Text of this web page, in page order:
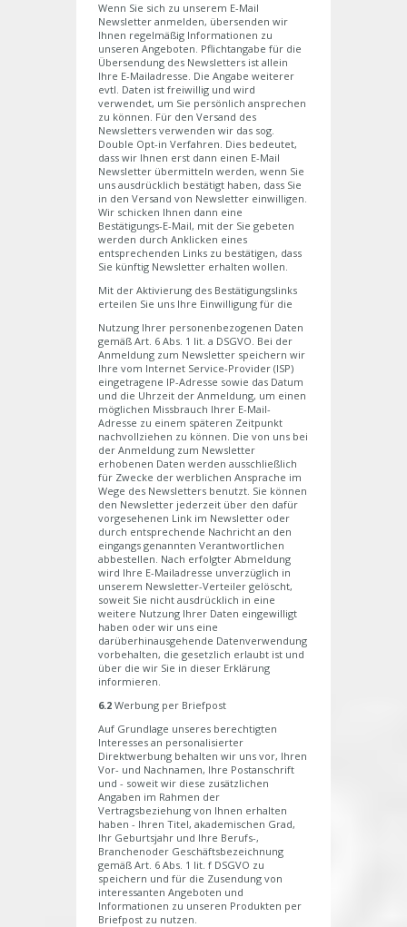
Wenn Sie sich zu unserem E-Mail
Newsletter anmelden, übersenden wir
Ihnen regelmäßig Informationen zu
unseren Angeboten. Pflichtangabe für die
Übersendung des Newsletters ist allein
Ihre E-Mailadresse. Die Angabe weiterer
evtl. Daten ist freiwillig und wird
verwendet, um Sie persönlich ansprechen
zu können. Für den Versand des
Newsletters verwenden wir das sog.
Double Opt-in Verfahren. Dies bedeutet,
dass wir Ihnen erst dann einen E-Mail
Newsletter übermitteln werden, wenn Sie
uns ausdrücklich bestätigt haben, dass Sie
in den Versand von Newsletter einwilligen.
Wir schicken Ihnen dann eine
Bestätigungs-E-Mail, mit der Sie gebeten
werden durch Anklicken eines
entsprechenden Links zu bestätigen, dass
Sie künftig Newsletter erhalten wollen.
Mit der Aktivierung des Bestätigungslinks
erteilen Sie uns Ihre Einwilligung für die
Nutzung Ihrer personenbezogenen Daten
gemäß Art. 6 Abs. 1 lit. a DSGVO. Bei der
Anmeldung zum Newsletter speichern wir
Ihre vom Internet Service-Provider (ISP)
eingetragene IP-Adresse sowie das Datum
und die Uhrzeit der Anmeldung, um einen
möglichen Missbrauch Ihrer E-Mail-
Adresse zu einem späteren Zeitpunkt
nachvollziehen zu können. Die von uns bei
der Anmeldung zum Newsletter
erhobenen Daten werden ausschließlich
für Zwecke der werblichen Ansprache im
Wege des Newsletters benutzt. Sie können
den Newsletter jederzeit über den dafür
vorgesehenen Link im Newsletter oder
durch entsprechende Nachricht an den
eingangs genannten Verantwortlichen
abbestellen. Nach erfolgter Abmeldung
wird Ihre E-Mailadresse unverzüglich in
unserem Newsletter-Verteiler gelöscht,
soweit Sie nicht ausdrücklich in eine
weitere Nutzung Ihrer Daten eingewilligt
haben oder wir uns eine
darüberhinausgehende Datenverwendung
vorbehalten, die gesetzlich erlaubt ist und
über die wir Sie in dieser Erklärung
informieren.
6.2 Werbung per Briefpost
Auf Grundlage unseres berechtigten
Interesses an personalisierter
Direktwerbung behalten wir uns vor, Ihren
Vor- und Nachnamen, Ihre Postanschrift
und - soweit wir diese zusätzlichen
Angaben im Rahmen der
Vertragsbeziehung von Ihnen erhalten
haben - Ihren Titel, akademischen Grad,
Ihr Geburtsjahr und Ihre Berufs-,
Branchenoder Geschäftsbezeichnung
gemäß Art. 6 Abs. 1 lit. f DSGVO zu
speichern und für die Zusendung von
interessanten Angeboten und
Informationen zu unseren Produkten per
Briefpost zu nutzen.